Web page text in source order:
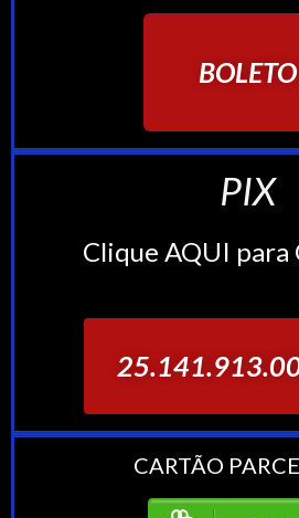
BOLETO
PIX
Clique AQUI para
CARTÃO